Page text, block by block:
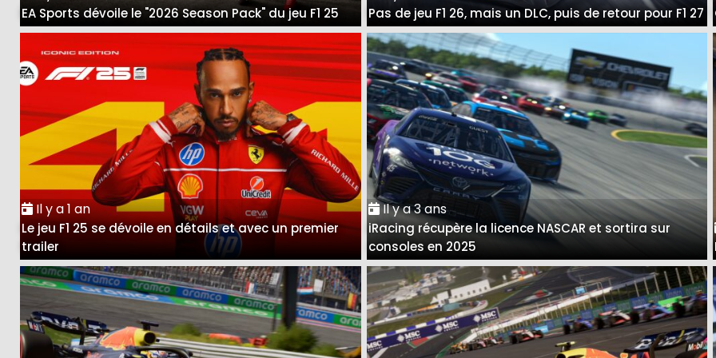
EA Sports dévoile le "2026 Season Pack" du jeu F1 25 Pas de jeu F1 26, mais un DLC, puis de retour pour F1 27
Il y a 1 an
Le jeu F1 25 se dévoile en détails et avec un premier
trailer
Il y a 3 ans
iRacing récupère la licence NASCAR et sortira sur
consoles en 2025